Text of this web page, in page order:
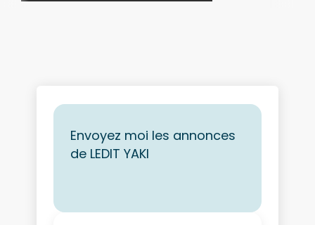
Envoyez moi les annonces
de LEDIT YAKI